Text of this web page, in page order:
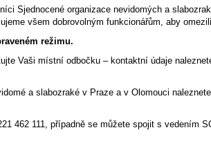
Sjednocené organizace nevidomých a
všem dobrovolným funkcionářům, aby
režimu.
Vaši místní odbočku – kontaktní údaje
a slabozraké v Praze a v Olomouci
462 111, případně se můžete spojit s vedením